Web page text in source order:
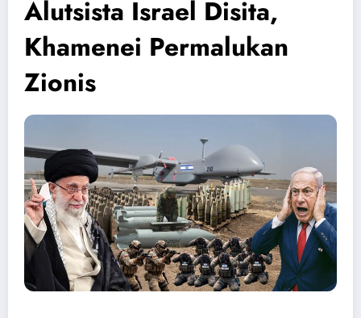
Alutsista Israel Disita,
Khamenei Permalukan
Zionis